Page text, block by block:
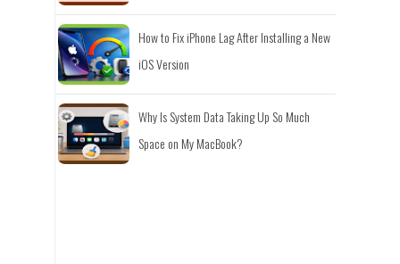
How to Fix iPhone Lag After Installing a New
iOS Version
Why Is System Data Taking Up So Much
Space on My MacBook?